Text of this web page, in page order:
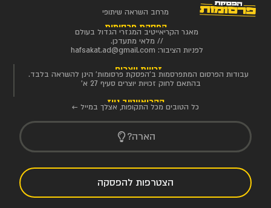
מרחב השראה שיתופי
הפסקת פרסומות
מאגר הקריאייטיב המגזרי הגדול בעולם
// מלאי מתעדכן.
לפניות הציבור: hafsakat.ad@gmail.com
זכויות יוצרים
עבודות הפרסום המתפרסמות ב'הפסקת פרסומות' הינן להשראה בלבד.
בהתאם לחוק זכויות יוצרים סעיף 27 א'
הקריאייטיב ניוז
כל הטובים מכל התקופות, אצלך במייל ←
הארה?
הצטרפות להפסקה